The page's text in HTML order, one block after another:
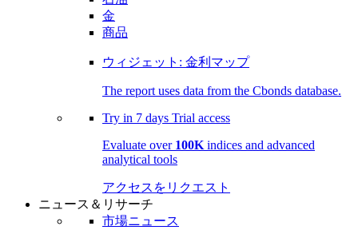
金
商品
ウィジェット: 金利マップ
The report uses data from the Cbonds database.
Try in 7 days Trial access
Evaluate over 100K indices and advanced
analytical tools
アクセスをリクエスト
ニュース＆リサーチ
市場ニュース